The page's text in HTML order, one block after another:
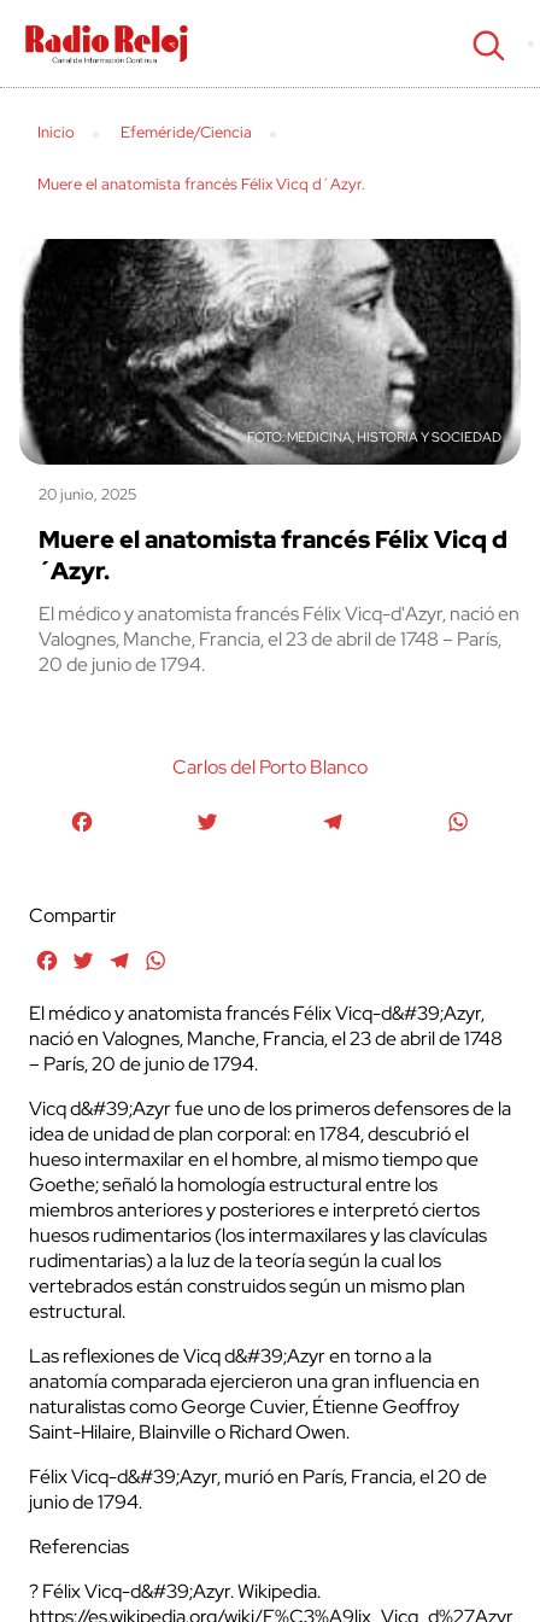
cerrar
Inicio Efeméride/Ciencia
Muere el anatomista francés Félix Vicq d´Azyr.
MEDICINA, HISTORIA Y SOCIEDAD
20 junio, 2025
Muere el anatomista francés Félix Vicq d
´Azyr.
El médico y anatomista francés Félix Vicq-d'Azyr, nació en
Valognes, Manche, Francia, el 23 de abril de 1748 – París,
20 de junio de 1794.
Carlos del Porto Blanco
Compartir
FacebookTwitterTelegram
El médico y anatomista francés Félix Vicq-d&#39;Azyr,
nació en Valognes, Manche, Francia, el 23 de abril de 1748
– París, 20 de junio de 1794.
Vicq d&#39;Azyr fue uno de los primeros defensores de la
idea de unidad de plan corporal: en 1784, descubrió el
hueso intermaxilar en el hombre, al mismo tiempo que
Goethe; señaló la homología estructural entre los
miembros anteriores y posteriores e interpretó ciertos
huesos rudimentarios (los intermaxilares y las clavículas
rudimentarias) a la luz de la teoría según la cual los
vertebrados están construidos según un mismo plan
estructural.
Las reflexiones de Vicq d&#39;Azyr en torno a la
anatomía comparada ejercieron una gran influencia en
naturalistas como George Cuvier, Étienne Geoffroy
Saint-Hilaire, Blainville o Richard Owen.
Félix Vicq-d&#39;Azyr, murió en París, Francia, el 20 de
junio de 1794.
Referencias
? Félix Vicq-d&#39;Azyr. Wikipedia.
https://es.wikipedia.org/wiki/F%C3%A9lix_Vicq_d%27Azyr